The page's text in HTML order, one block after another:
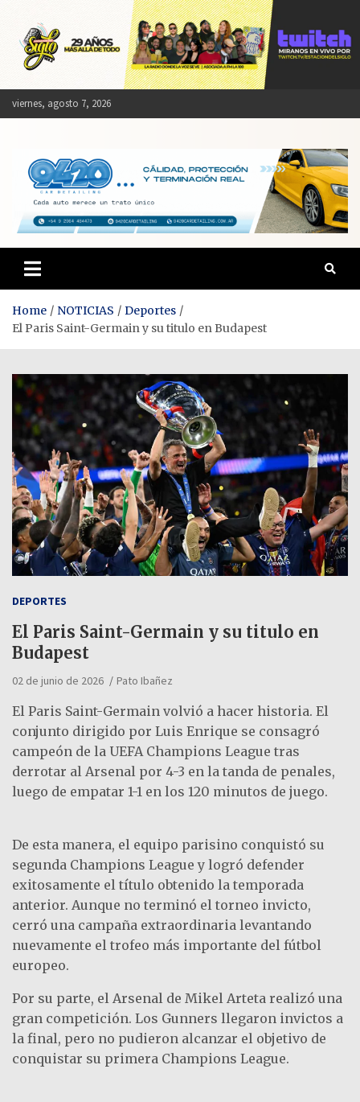
content
viernes, agosto 7, 2026
Home NOTICIAS
Deportes
El Paris Saint-Germain y su titulo en Budapest
DEPORTES
El Paris Saint-Germain y su titulo en
Budapest
02 de junio de 2026 Pato Ibañez
El Paris Saint-Germain volvió a hacer historia. El
conjunto dirigido por Luis Enrique se consagró
campeón de la UEFA Champions League tras
derrotar al Arsenal por 4-3 en la tanda de penales,
luego de empatar 1-1 en los 120 minutos de juego.
De esta manera, el equipo parisino conquistó su
segunda Champions League y logró defender
exitosamente el título obtenido la temporada
anterior. Aunque no terminó el torneo invicto,
cerró una campaña extraordinaria levantando
nuevamente el trofeo más importante del fútbol
europeo.
Por su parte, el Arsenal de Mikel Arteta realizó una
gran competición. Los Gunners llegaron invictos a
la final, pero no pudieron alcanzar el objetivo de
conquistar su primera Champions League.